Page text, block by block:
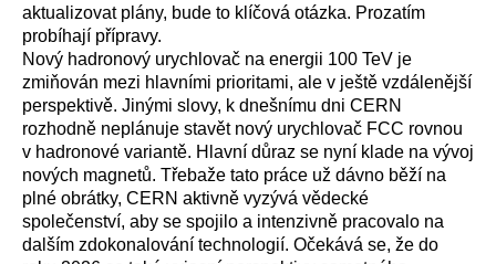
aktualizovat plány, bude to klíčová otázka. Prozatím
probíhají přípravy.
Nový hadronový urychlovač na energii 100 TeV je
zmiňován mezi hlavními prioritami, ale v ještě vzdálenější
perspektivě. Jinými slovy, k dnešnímu dni CERN
rozhodně neplánuje stavět nový urychlovač FCC rovnou
v hadronové variantě. Hlavní důraz se nyní klade na vývoj
nových magnetů. Třebaže tato práce už dávno běží na
plné obrátky, CERN aktivně vyzývá vědecké
společenství, aby se spojilo a intenzivně pracovalo na
dalším zdokonalování technologií. Očekává se, že do